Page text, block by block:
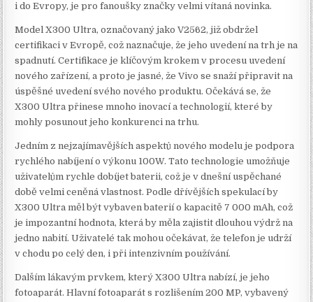
i do Evropy, je pro fanoušky značky velmi vítaná novinka.
Model X300 Ultra, označovaný jako V2562, již obdržel
certifikaci v Evropě, což naznačuje, že jeho uvedení na trh je na
spadnutí. Certifikace je klíčovým krokem v procesu uvedení
nového zařízení, a proto je jasné, že Vivo se snaží připravit na
úspěšné uvedení svého nového produktu. Očekává se, že
X300 Ultra přinese mnoho inovací a technologií, které by
mohly posunout jeho konkurenci na trhu.
Jedním z nejzajímavějších aspektů nového modelu je podpora
rychlého nabíjení o výkonu 100W. Tato technologie umožňuje
uživatelům rychle dobíjet baterii, což je v dnešní uspěchané
době velmi ceněná vlastnost. Podle dřívějších spekulací by
X300 Ultra měl být vybaven baterií o kapacitě 7 000 mAh, což
je impozantní hodnota, která by měla zajistit dlouhou výdrž na
jedno nabití. Uživatelé tak mohou očekávat, že telefon je udrží
v chodu po celý den, i při intenzivním používání.
Dalším lákavým prvkem, který X300 Ultra nabízí, je jeho
fotoaparát. Hlavní fotoaparát s rozlišením 200 MP, vybavený